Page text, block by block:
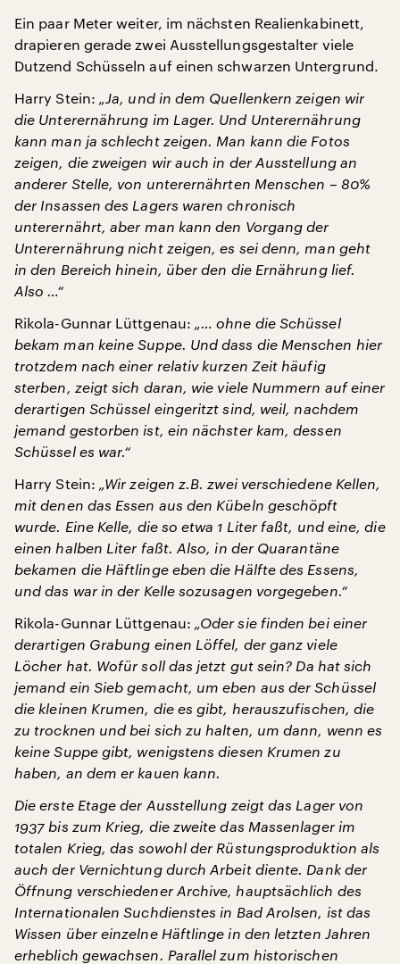
Ein paar Meter weiter, im nächsten Realienkabinett,
drapieren gerade zwei Ausstellungsgestalter viele
Dutzend Schüsseln auf einen schwarzen Untergrund.
Harry Stein: „Ja, und in dem Quellenkern zeigen wir
die Unterernährung im Lager. Und Unterernährung
kann man ja schlecht zeigen. Man kann die Fotos
zeigen, die zweigen wir auch in der Ausstellung an
anderer Stelle, von unterernährten Menschen – 80%
der Insassen des Lagers waren chronisch
unterernährt, aber man kann den Vorgang der
Unterernährung nicht zeigen, es sei denn, man geht
in den Bereich hinein, über den die Ernährung lief.
Also …“
Rikola-Gunnar Lüttgenau: „… ohne die Schüssel
bekam man keine Suppe. Und dass die Menschen hier
trotzdem nach einer relativ kurzen Zeit häufig
sterben, zeigt sich daran, wie viele Nummern auf einer
derartigen Schüssel eingeritzt sind, weil, nachdem
jemand gestorben ist, ein nächster kam, dessen
Schüssel es war.“
Harry Stein: „Wir zeigen z.B. zwei verschiedene Kellen,
mit denen das Essen aus den Kübeln geschöpft
wurde. Eine Kelle, die so etwa 1 Liter faßt, und eine, die
einen halben Liter faßt. Also, in der Quarantäne
bekamen die Häftlinge eben die Hälfte des Essens,
und das war in der Kelle sozusagen vorgegeben.“
Rikola-Gunnar Lüttgenau: „Oder sie finden bei einer
derartigen Grabung einen Löffel, der ganz viele
Löcher hat. Wofür soll das jetzt gut sein? Da hat sich
jemand ein Sieb gemacht, um eben aus der Schüssel
die kleinen Krumen, die es gibt, herauszufischen, die
zu trocknen und bei sich zu halten, um dann, wenn es
keine Suppe gibt, wenigstens diesen Krumen zu
haben, an dem er kauen kann.
Die erste Etage der Ausstellung zeigt das Lager von
1937 bis zum Krieg, die zweite das Massenlager im
totalen Krieg, das sowohl der Rüstungsproduktion als
auch der Vernichtung durch Arbeit diente. Dank der
Öffnung verschiedener Archive, hauptsächlich des
Internationalen Suchdienstes in Bad Arolsen, ist das
Wissen über einzelne Häftlinge in den letzten Jahren
erheblich gewachsen. Parallel zum historischen